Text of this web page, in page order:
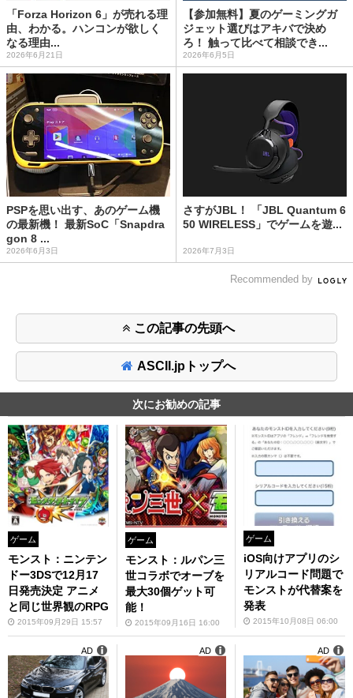
「Forza Horizon 6」が売れる理
由、わかる。ハンコンが欲しく
なる理由...
2026年6月21日
【参加無料】夏のゲーミングガ
ジェット選びはアキバで決め
ろ！ 触って比べて相談でき...
2026年6月5日
PSPを思い出す、あのゲーム機
の最新機！ 最新SoC「Snapdra
gon 8 ...
2026年6月3日
さすがJBL！ 「JBL Quantum 6
50 WIRELESS」でゲームを遊...
2026年7月3日
Recommended by
この記事の先頭へ
ASCII.jpトップへ
次にお勧めの記事
ゲーム
モンスト：ニンテン
ドー3DSで12月17
日発売決定 アニメ
と同じ世界観のRPG
2015年09月29日 15:57
ゲーム
モンスト：ルパン三
世コラボでオーブを
最大30個ゲット可
能！
2015年09月16日 16:00
ゲーム
iOS向けアプリのシ
リアルコード問題で
モンストが代替案を
発表
2015年10月08日 06:00
AD AD AD